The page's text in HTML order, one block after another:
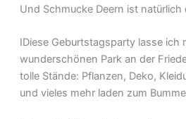
Und Schmucke Deern ist natürlich
IDiese Geburtstagsparty lasse ich
wunderschönen Park an der
tolle Stände: Pflanzen, Deko,
und vieles mehr laden zum